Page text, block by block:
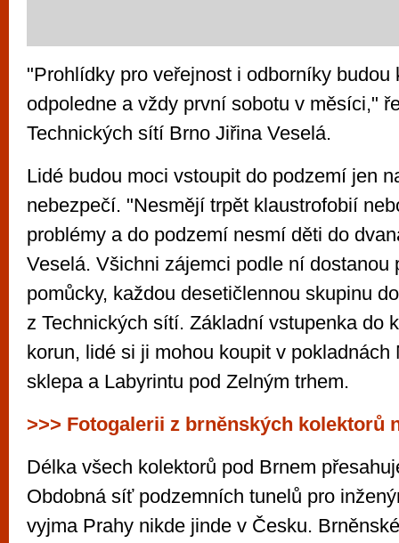
"Prohlídky pro veřejnost i odborníky budou
odpoledne a vždy první sobotu v měsíci,"
Technických sítí Brno Jiřina Veselá.
Lidé budou moci vstoupit do podzemí jen
nebezpečí. "Nesmějí trpět klaustrofobií
problémy a do podzemí nesmí děti do
Veselá. Všichni zájemci podle ní dostanou
pomůcky, každou desetičlennou skupinu
z Technických sítí. Základní vstupenka do
korun, lidé si ji mohou koupit v pokladnách
sklepa a Labyrintu pod Zelným trhem.
>>> Fotogalerii z brněnských kolektorů
Délka všech kolektorů pod Brnem
Obdobná síť podzemních tunelů pro
vyjma Prahy nikde jinde v Česku.